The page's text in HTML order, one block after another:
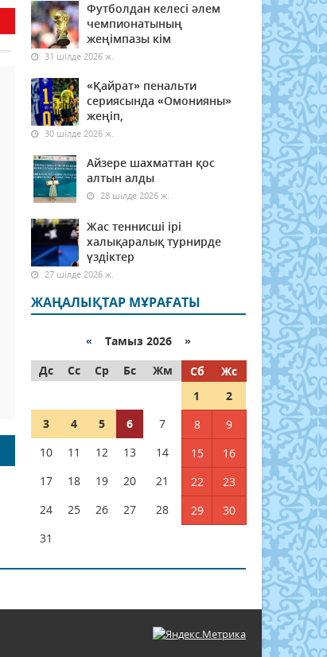
Футболдан келесі әлем
чемпионатының
жеңімпазы кім
31 шілде 2026 ж.
«Қайрат» пенальти
сериясында «Омонияны»
жеңіп,
30 шілде 2026 ж.
Айзере шахматтан қос
алтын алды
28 шілде 2026 ж.
Жас теннисші ірі
халықаралық турнирде
үздіктер
27 шілде 2026 ж.
ЖАҢАЛЫҚТАР МҰРАҒАТЫ
« Тамыз 2026 »
Дс
Сс Ср Бс Жм Сб
Жс
1
2
3
4 5 6 7 8
9
10
11 12 13 14 15
16
17
18 19 20 21 22
23
24
25 26 27 28 29
30
31